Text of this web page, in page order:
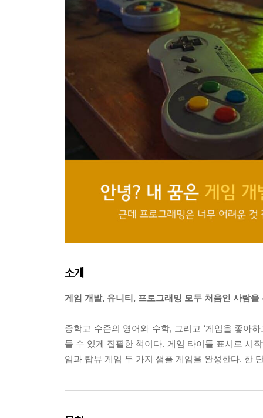
소개
게임 개발, 유니티, 프로그래밍 모두 처음인 사람을
중학교 수준의 영어와 수학, 그리고 ‘게임을 좋아
들 수 있게 집필한 책이다. 게임 타이틀 표시로 시
임과 탑뷰 게임 두 가지 샘플 게임을 완성한다. 한